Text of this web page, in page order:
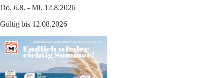
Do. 6.8. - Mi. 12.8.2026
Gültig bis 12.08.2026